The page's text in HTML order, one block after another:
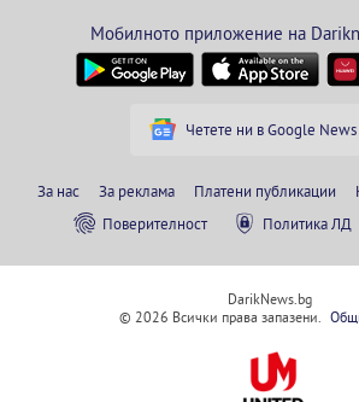
Мобилното приложение на
Четете ни в Google News
За нас За реклама Платени публикации
Поверителност
Политика ЛД
DarikNews.bg
© 2026 Всички права запазени.